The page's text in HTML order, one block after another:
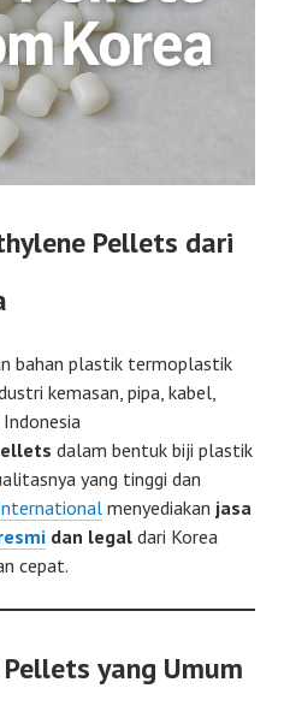
Pellets dari
bahan plastik termoplastik
kemasan, pipa, kabel,
dalam bentuk biji plastik
yang tinggi dan
menyediakan jasa
dan legal dari Korea
cepat.
yang Umum